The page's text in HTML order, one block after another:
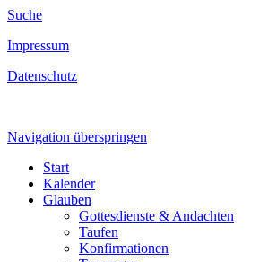
Suche
Impressum
Datenschutz
Navigation überspringen
Start
Kalender
Glauben
Gottesdienste & Andachten
Taufen
Konfirmationen